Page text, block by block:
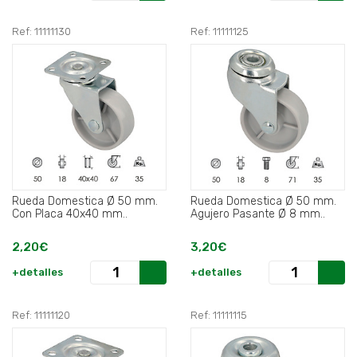
Ref: 11111130
Rueda Domestica Ø 50 mm.
Con Placa 40x40 mm..
2,20€
+detalles
Ref: 11111125
Rueda Domestica Ø 50 mm.
Agujero Pasante Ø 8 mm..
3,20€
+detalles
Ref: 11111120 Ref: 11111115